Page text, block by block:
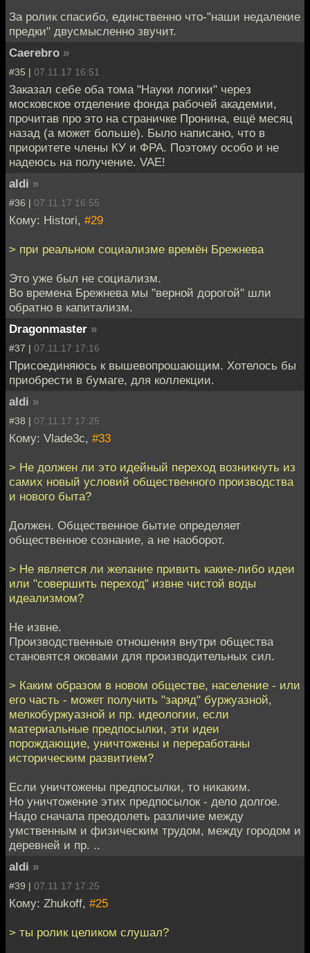
За ролик спасибо, единственно что-"наши недалекие
предки" двусмысленно звучит.
Caerebro »
#35 | 07.11.17 16:51
Заказал себе оба тома "Науки логики" через
московское отделение фонда рабочей академии,
прочитав про это на страничке Пронина, ещё месяц
назад (а может больше). Было написано, что в
приоритете члены КУ и ФРА. Поэтому особо и не
надеюсь на получение. VAE!
aldi »
#36 | 07.11.17 16:55
Кому: Histori, #29
> при реальном социализме времён Брежнева
Это уже был не социализм.
Во времена Брежнева мы "верной дорогой" шли
обратно в капитализм.
Dragonmaster »
#37 | 07.11.17 17:16
Присоединяюсь к вышевопрошающим. Хотелось бы
приобрести в бумаге, для коллекции.
aldi »
#38 | 07.11.17 17:25
Кому: Vlade3c, #33
> Не должен ли это идейный переход возникнуть из
самих новый условий общественного производства
и нового быта?
Должен. Общественное бытие определяет
общественное сознание, а не наоборот.
> Не является ли желание привить какие-либо идеи
или "совершить переход" извне чистой воды
идеализмом?
Не извне.
Производственные отношения внутри общества
становятся оковами для производительных сил.
> Каким образом в новом обществе, население - или
его часть - может получить "заряд" буржуазной,
мелкобуржуазной и пр. идеологии, если
материальные предпосылки, эти идеи
порождающие, уничтожены и переработаны
историческим развитием?
Если уничтожены предпосылки, то никаким.
Но уничтожение этих предпосылок - дело долгое.
Надо сначала преодолеть различие между
умственным и физическим трудом, между городом и
деревней и пр. ..
aldi »
#39 | 07.11.17 17:25
Кому: Zhukoff, #25
> ты ролик целиком слушал?